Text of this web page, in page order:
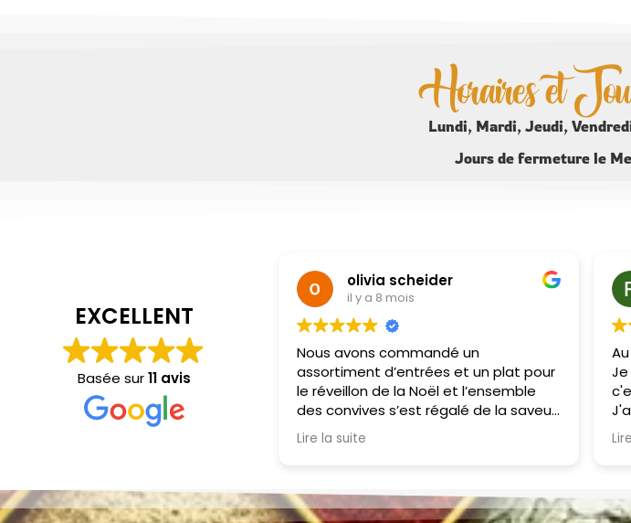
Horaires et
Lundi, Mardi, Jeudi,
Jours de fermeture le
EXCELLENT
Basée sur11 avis
olivia scheider
il y a 8 mois
Nous avons commandé un
assortiment d’entrées et un plat pour
le réveillon de la Noël et l’ensemble
des convives s’est régalé de la saveur
et de la subtilité des mets! Les
portions sont généreuses. Un régal !
Lire la suite